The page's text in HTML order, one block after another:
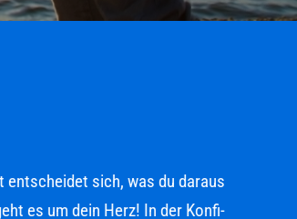
sich, was du daraus
es um dein Herz! In der Konfi-